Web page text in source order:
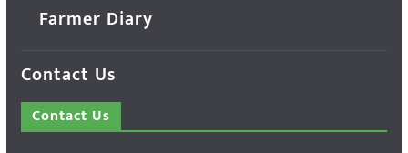
Farmer Diary
Contact Us
Contact Us